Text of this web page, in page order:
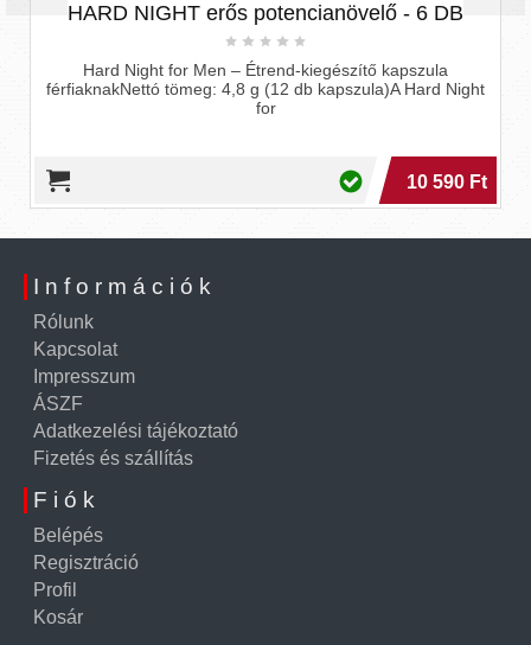
HARD NIGHT erős potencianövelő - 6 DB
Hard Night for Men – Étrend-kiegészítő kapszula
férfiaknakNettó tömeg: 4,8 g (12 db kapszula)A Hard Night
for
10 590 Ft
Információk
Rólunk
Kapcsolat
Impresszum
ÁSZF
Adatkezelési tájékoztató
Fizetés és szállítás
Fiók
Belépés
Regisztráció
Profil
Kosár